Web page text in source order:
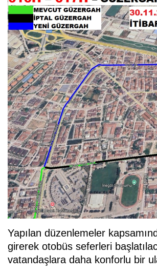
Yapılan düzenlemeler
girerek otobüs seferleri
vatandaşlara daha konforlu bir